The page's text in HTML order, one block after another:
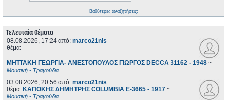
Βαθύτερες αναζητήσεις;
Τελευταία θέματα
08.08.2026, 17:24 από: marco21nis
θέμα:
ΜΗΤΤΑΚΗ ΓΕΩΡΓΙΑ- ΑΝΕΣΤΟΠΟΥΛΟΣ ΓΙΩΡΓΟΣ DECCA 31162 - 1948 ~
Μουσική - Τραγούδια
03.08.2026, 20:56 από: marco21nis
θέμα: ΚΑΠΟΚΗΣ ΔΗΜΗΤΡΗΣ COLUMBIA E-3665 - 1917 ~
Μουσική - Τραγούδια